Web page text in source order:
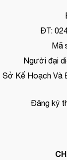
ĐT:
Mã
Người đại
Sở Kế Hoạch Và
Đăng ký